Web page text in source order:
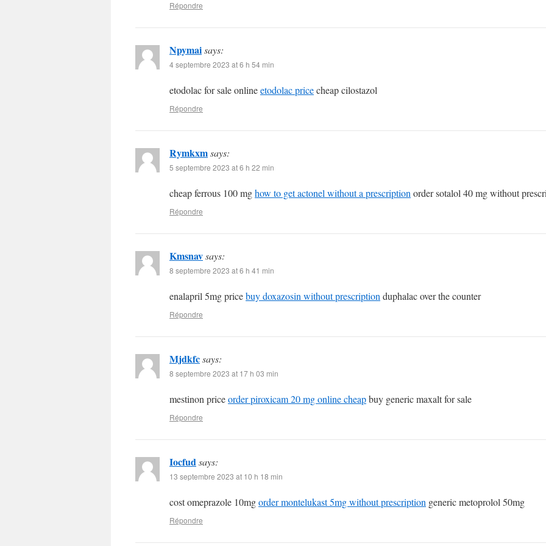
Répondre
Npymaisays:
4 septembre 2023 at 6 h 54 min
etodolac for sale onlineetodolac pricecheap cilostazol
Répondre
Rymkxmsays:
5 septembre 2023 at 6 h 22 min
cheap ferrous 100 mghow to get actonel without a prescription order sotalol 40 mg without
Répondre
Kmsnavsays:
8 septembre 2023 at 6 h 41 min
enalapril 5mg pricebuy doxazosin without prescription duphalac over the counter
Répondre
Mjdkfcsays:
8 septembre 2023 at 17 h 03 min
mestinon priceorder piroxicam 20 mg online cheapbuy generic maxalt for sale
Répondre
Iocfudsays:
13 septembre 2023 at 10 h 18 min
cost omeprazole 10mgorder montelukast 5mg without prescription generic metoprolol 50mg
Répondre